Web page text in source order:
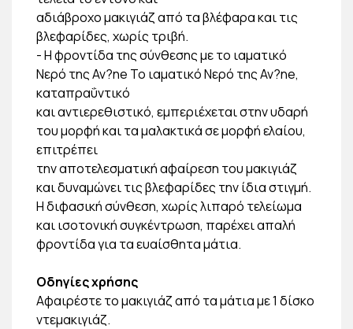
αδιάβροχο μακιγιάζ από τα βλέφαρα και τις
βλεφαρίδες, χωρίς τριβή.
- Η φροντίδα της σύνθεσης με το ιαματικό
Νερό της Av?ne Το ιαματικό Νερό της Av?ne,
καταπραΰντικό
και αντιερεθιστικό, εμπεριέχεται στην υδαρή
του μορφή και τα μαλακτικά σε μορφή ελαίου,
επιτρέπει
την αποτελεσματική αφαίρεση του μακιγιάζ
και δυναμώνει τις βλεφαρίδες την ίδια στιγμή.
Η διφασική σύνθεση, χωρίς λιπαρό τελείωμα
και ισοτονική συγκέντρωση, παρέχει απαλή
φροντίδα για τα ευαίσθητα μάτια.
Οδηγίες χρήσης
Αφαιρέστε το μακιγιάζ από τα μάτια με 1 δίσκο
ντεμακιγιάζ.